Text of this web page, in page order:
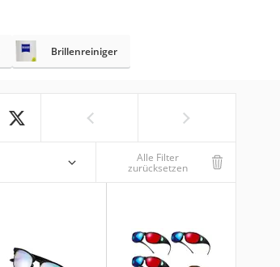
Brillenreiniger
Alle Filter
zurücksetzen